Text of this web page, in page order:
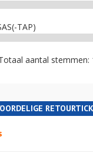
TAP)
aantal stemmen: